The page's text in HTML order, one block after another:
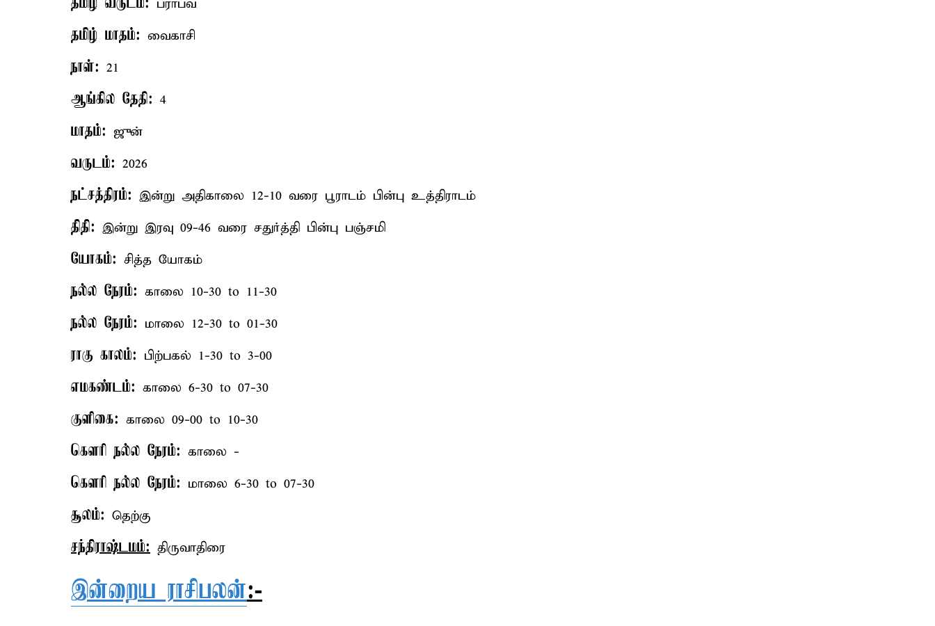
பராபவ
தமிழ் மாதம்: வைகாசி
நாள்: 21
ஆங்கில தேதி: 4
மாதம்: ஜுன்
வருடம்: 2026
நட்சத்திரம்: இன்று அதிகாலை 12-10 வரை பூராடம் பின்பு உத்திராடம்
திதி: இன்று இரவு 09-46 வரை சதுர்த்தி பின்பு பஞ்சமி
யோகம்: சித்த யோகம்
நல்ல நேரம்: காலை 10-30 to 11-30
நல்ல நேரம்: மாலை 12-30 to 01-30
ராகு காலம்: பிற்பகல் 1-30 to 3-00
எமகண்டம்: காலை 6-30 to 07-30
குளிகை: காலை 09-00 to 10-30
கௌரி நல்ல நேரம்: காலை -
கௌரி நல்ல நேரம்: மாலை 6-30 to 07-30
சூலம்: தெற்கு
சந்திராஷ்டமம்: திருவாதிரை
இன்றைய ராசிபலன்:-